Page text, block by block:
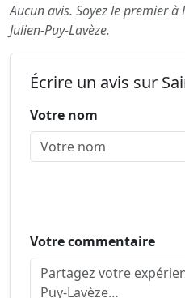
Aucun avis. Soyez le premier
Julien-Puy-Lavèze.
Écrire un avis sur
Votre nom
Votre commentaire